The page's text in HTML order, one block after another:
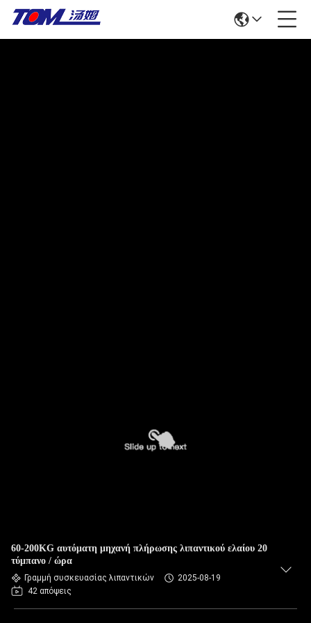
60-200KG αυτόματη μηχανή πλήρωσης λιπαντικού ελαίου 20
τύμπανο / ώρα
Γραμμή συσκευασίας λιπαντικών
2025-08-19
42 απόψεις